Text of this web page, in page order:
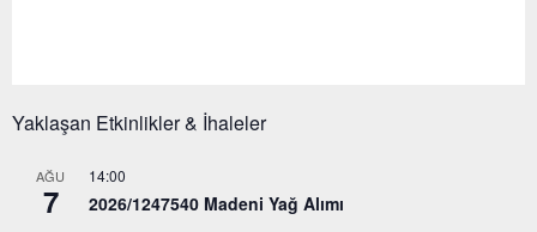
Yaklaşan Etkinlikler & İhaleler
AĞU
7
14:00
2026/1247540 Madeni Yağ Alımı